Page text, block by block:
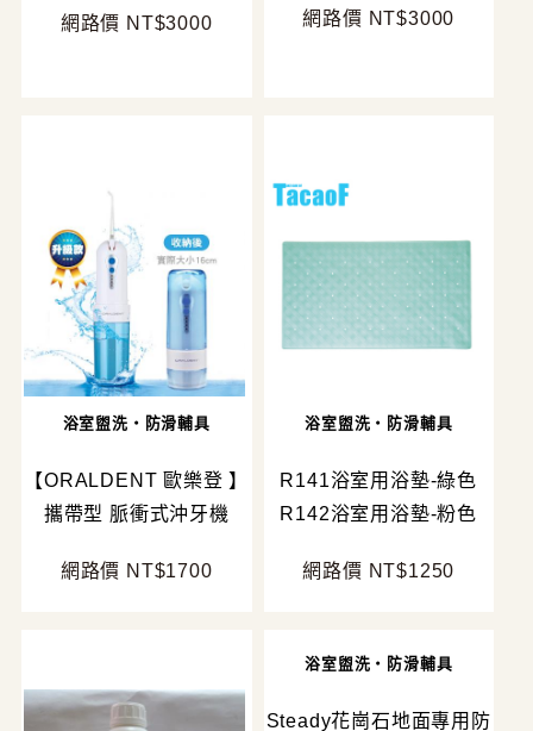
網路價 NT$3000 網路價 NT$3000
浴室盥洗・防滑輔具
【ORALDENT 歐樂登 】
攜帶型 脈衝式沖牙機
網路價 NT$1700
浴室盥洗・防滑輔具
R141浴室用浴墊-綠色
R142浴室用浴墊-粉色
網路價 NT$1250
浴室盥洗・防滑輔具
Steady花崗石地面專用防